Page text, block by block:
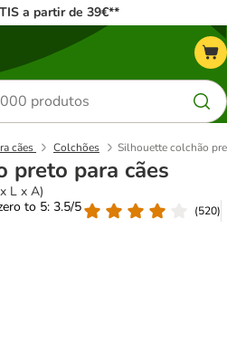
a partir de 39€**
cães Colchões Silhouette colchão
preto para cães
L x A)
to 5: 3.5/5
(520)